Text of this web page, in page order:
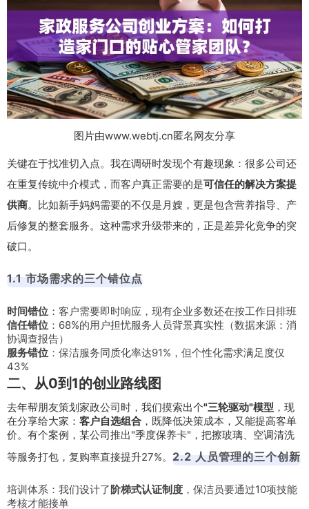
图片由www.webtj.cn匿名网友分享
关键在于找准切入点。我在调研时发现个有趣现象：很多公司还
在重复传统中介模式，而客户真正需要的是可信任的解决方案提
供商。比如新手妈妈需要的不仅是月嫂，更是包含营养指导、产
后修复的整套服务。这种需求升级带来的，正是差异化竞争的突
破口。
1.1 市场需求的三个错位点
时间错位 ：客户需要即时响应，现有企业多数还在按工作日排班
信任错位 ：68%的用户担忧服务人员背景真实性（数据来源：消
协调查报告）
服务错位 ：保洁服务同质化率达91%，但个性化需求满足度仅
43%
二、从0到1的创业路线图
去年帮朋友策划家政公司时，我们摸索出个"三轮驱动"模型 ，现
在分享给大家： 客户自选组合 ，既降低决策成本，又能提高客单
价。有个案例，某公司推出"季度保养卡"，把擦玻璃、空调清洗
等服务打包，复购率直接提升27%。 2.2 人员管理的三个创新
培训体系：我们设计了阶梯式认证制度 ，保洁员要通过10项技能
考核才能接单